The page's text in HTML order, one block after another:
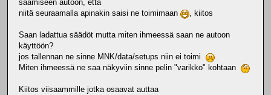
saamiseen autoon, että
niitä seuraamalla apinakin saisi ne toimimaan
, kiitos
Saan ladattua säädöt mutta miten ihmeessä saan ne autoon
käyttöön?
jos tallennan ne sinne MNK/data/setups niin ei toimi
Miten ihmeessä ne saa näkyviin sinne pelin "varikko" kohtaan
Kiitos viisaammille jotka osaavat auttaa